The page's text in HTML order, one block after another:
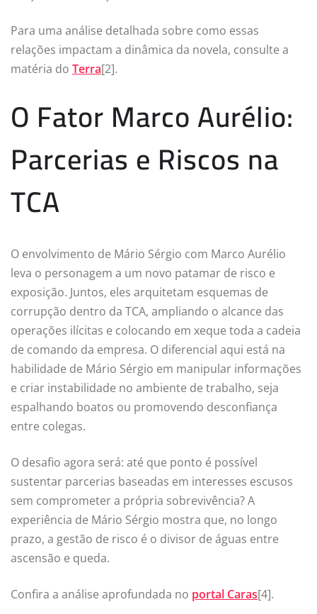
Para uma análise detalhada sobre como essas
relações impactam a dinâmica da novela, consulte a
matéria do Terra[2].
O Fator Marco Aurélio:
Parcerias e Riscos na
TCA
O envolvimento de Mário Sérgio com Marco Aurélio
leva o personagem a um novo patamar de risco e
exposição. Juntos, eles arquitetam esquemas de
corrupção dentro da TCA, ampliando o alcance das
operações ilícitas e colocando em xeque toda a cadeia
de comando da empresa. O diferencial aqui está na
habilidade de Mário Sérgio em manipular informações
e criar instabilidade no ambiente de trabalho, seja
espalhando boatos ou promovendo desconfiança
entre colegas.
O desafio agora será: até que ponto é possível
sustentar parcerias baseadas em interesses escusos
sem comprometer a própria sobrevivência? A
experiência de Mário Sérgio mostra que, no longo
prazo, a gestão de risco é o divisor de águas entre
ascensão e queda.
Confira a análise aprofundada no portal Caras[4].